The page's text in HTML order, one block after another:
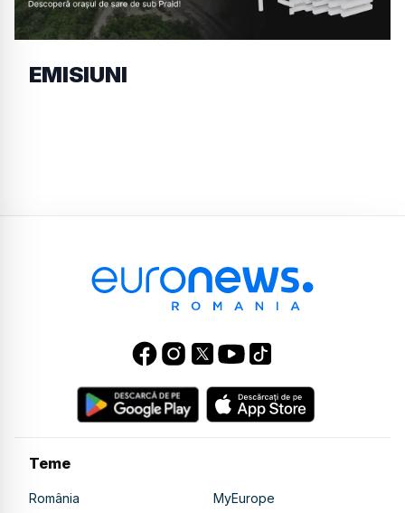
EMISIUNI
Teme
România
MyEurope